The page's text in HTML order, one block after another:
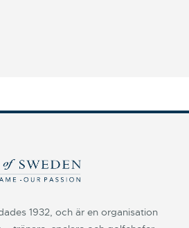
1932, och är en organisation